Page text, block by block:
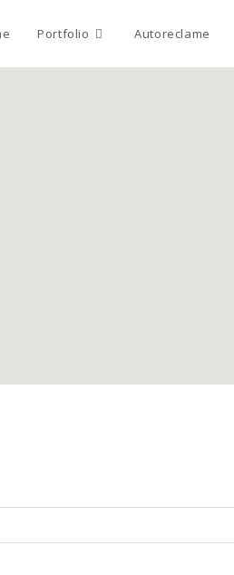
Portfolio Autoreclame